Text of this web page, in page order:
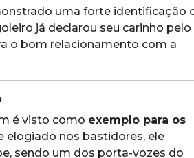
uma forte identificação
já declarou seu carinho pelo
o bom relacionamento com a
é visto como exemplo para os
elogiado nos bastidores, ele
sendo um dos porta-vozes do